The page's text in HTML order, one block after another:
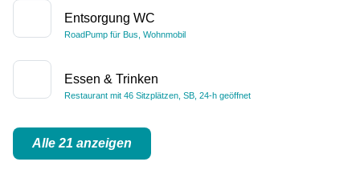
Entsorgung WC
RoadPump für Bus, Wohnmobil
Essen & Trinken
Restaurant mit 46 Sitzplätzen, SB, 24-h geöffnet
Alle 21 anzeigen